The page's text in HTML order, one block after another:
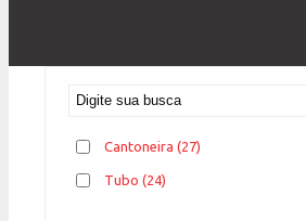
Cantoneira (27)
Tubo (24)